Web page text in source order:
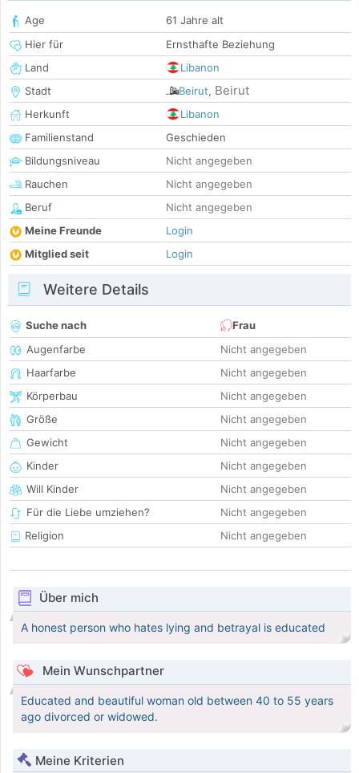
Age
61 Jahre alt
Hier für
Ernsthafte Beziehung
Land
Libanon
Stadt
Beirut, Beirut
Herkunft
Libanon
Familienstand
Geschieden
Bildungsniveau
Nicht angegeben
Rauchen
Nicht angegeben
Beruf
Nicht angegeben
Meine Freunde
Login
Mitglied seit
Login
Weitere Details
Suche nach
Frau
Augenfarbe
Nicht angegeben
Haarfarbe
Nicht angegeben
Körperbau
Nicht angegeben
Größe
Nicht angegeben
Gewicht
Nicht angegeben
Kinder
Nicht angegeben
Will Kinder
Nicht angegeben
Für die Liebe umziehen?
Nicht angegeben
Religion
Nicht angegeben
Über mich
A honest person who hates lying and betrayal is educated
Mein Wunschpartner
Educated and beautiful woman old between 40 to 55 years
ago divorced or widowed.
Meine Kriterien